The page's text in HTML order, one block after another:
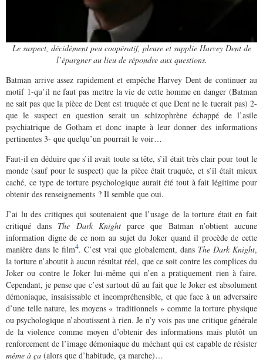
Le suspect, décidément peu coopératif, pleure et supplie Harvey Dent de
l’épargner au lieu de répondre aux questions.
Batman arrive assez rapidement et empêche Harvey Dent de continuer au
motif 1-qu’il ne faut pas mettre la vie de cette homme en danger (Batman
ne sait pas que la pièce de Dent est truquée et que Dent ne le tuerait pas) 2-
que le suspect en question serait un schizophrène échappé de l’asile
psychiatrique de Gotham et donc inapte à leur donner des informations
pertinentes 3- que quelqu’un pourrait le voir…
Faut-il en déduire que s’il avait toute sa tête, s’il était très clair pour tout le
monde (sauf pour le suspect) que la pièce était truquée, et s’il était mieux
caché, ce type de torture psychologique aurait été tout à fait légitime pour
obtenir des renseignements ? Il semble que oui.
J’ai lu des critiques qui soutenaient que l’usage de la torture était en fait
critiqué dans The Dark Knightparce que Batman n’obtient aucune
information digne de ce nom au sujet du Joker quand il procède de cette
manière dans le film4. C’est vrai que globalement, dans The Dark Knight,
la torture n’aboutit à aucun résultat réel, que ce soit contre les complices du
Joker ou contre le Joker lui-même qui n’en a pratiquement rien à faire.
Cependant, je pense que c’est surtout dû au fait que le Joker est absolument
démoniaque, insaisissable et incompréhensible, et que face à un adversaire
d’une telle nature, les moyens « traditionnels » comme la torture physique
ou psychologique n’aboutissent à rien. Je n’y vois pas une critique générale
de la violence comme moyen d’obtenir des informations mais plutôt un
renforcement de l’image démoniaque du méchant qui est capable de résister
même à ça (alors que d’habitude, ça marche)…